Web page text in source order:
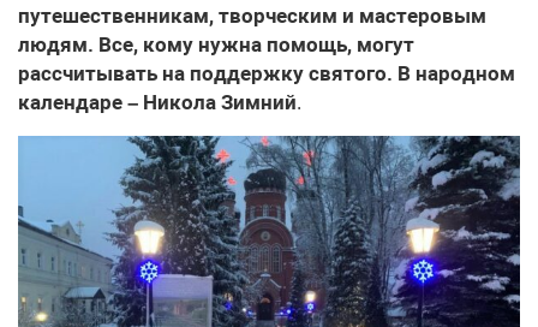
путешественникам, творческим и мастеровым
людям. Все, кому нужна помощь, могут
рассчитывать на поддержку святого. В народном
календаре – Никола Зимний.